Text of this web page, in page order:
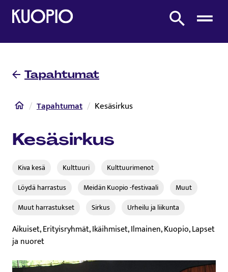
Etusivulle
Etsi sivustolta
Tapahtumat
Etusivu
Tapahtumat Kesäsirkus
Kesäsirkus
Kiva kesä Kulttuuri
Kulttuurimenot
Löydä harrastus
Meidän Kuopio -festivaali
Muut
Muut harrastukset
Sirkus Urheilu ja liikunta
Aikuiset, Erityisryhmät, Ikäihmiset, Ilmainen, Kuopio, Lapset
ja nuoret